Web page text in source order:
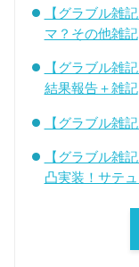
【グラブル雑
マ？その他雑記
【グラブル雑
結果報告＋雑記
【グラブル雑
【グラブル雑
凸実装！サテ